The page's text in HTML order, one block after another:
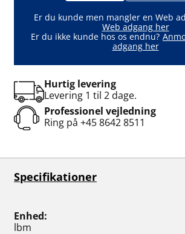
Er du kunde men mangler en Web
Web adgang her
Er du ikke kunde hos os endnu?
adgang her
Hurtig levering
Levering 1 til 2 dage.
Professionel vejledning
Ring på +45 8642 8511
Specifikationer
Enhed
lbm